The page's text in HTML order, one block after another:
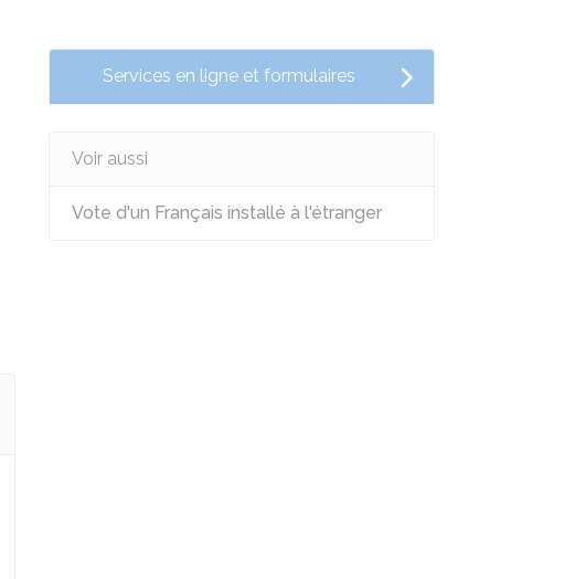
Services en ligne et formulaires
Voir aussi
Vote d'un Français installé à l'étranger